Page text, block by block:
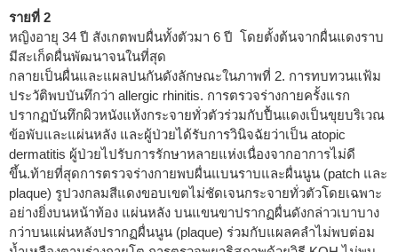
รายที่ 2
หญิงอายุ 34 ปี สังเกตพบผื่นทั้งตัวมา 6 ปี โดยตั้งต้นจากผื่นแดงราบ
มีสะเก็ดผื่นพัฒนาจนในที่สุด
กลายเป็นผื่นและแผลปนกันดังลักษณะในภาพที่ 2. การทบทวนแฟ้ม
ประวัติพบบันทึกว่า allergic rhinitis. การตรวจร่างกายครั้งแรก
ปรากฏบันทึกผิวหนังแห้งกระจายทั่วตัวร่วมกับปื้นแดงเป็นขุยบริเวณ
ข้อพับและแผ่นหลัง และผู้ป่วยได้รับการวินิจฉัยว่าเป็น atopic
dermatitis ผู้ป่วยไปรับการรักษาหลายแห่งเนื่องจากอาการไม่ดี
ขึ้น.ท้ายที่สุดการตรวจร่างกายพบผื่นแบนราบและผื่นนูน (patch และ
plaque) รูปวงกลมสีแดงขอบเขตไม่ชัดเจนกระจายทั่วตัวโดยเฉพาะ
อย่างยิ่งบนหน้าท้อง แผ่นหลัง บนแขนขาปรากฏผื่นดังกล่าวเบาบาง
กว่าบนแผ่นหลังปรากฏผื่นนูน (plaque) ร่วมกับแผลคลำไม่พบต่อม